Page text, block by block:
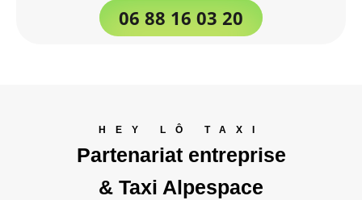
06 88 16 03 20
HEY LÔ TAXI
Partenariat entreprise
& Taxi Alpespace